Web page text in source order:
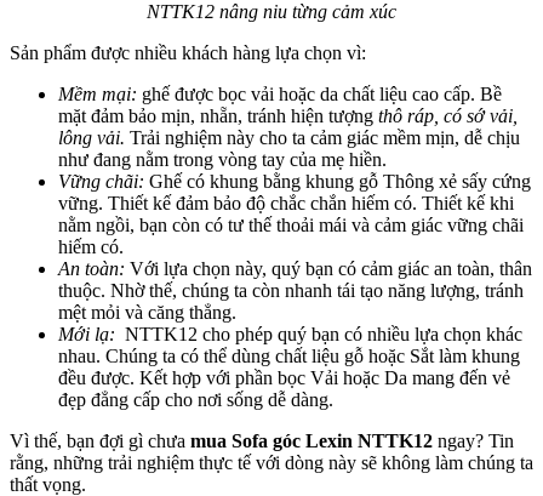
NTTK12 nâng niu từng cảm xúc
Sản phẩm được nhiều khách hàng lựa chọn vì:
Mềm mại: ghế được bọc vải hoặc da chất liệu cao cấp. Bề
mặt đảm bảo mịn, nhẵn, tránh hiện tượng thô ráp, có sớ vải,
lông vải. Trải nghiệm này cho ta cảm giác mềm mịn, dễ chịu
như đang nằm trong vòng tay của mẹ hiền.
Vững chãi: Ghế có khung bằng khung gỗ Thông xẻ sấy cứng
vững. Thiết kế đảm bảo độ chắc chắn hiếm có. Thiết kế khi
nằm ngồi, bạn còn có tư thế thoải mái và cảm giác vững chãi
hiếm có.
An toàn: Với lựa chọn này, quý bạn có cảm giác an toàn, thân
thuộc. Nhờ thế, chúng ta còn nhanh tái tạo năng lượng, tránh
mệt mỏi và căng thẳng.
Mới lạ: NTTK12 cho phép quý bạn có nhiều lựa chọn khác
nhau. Chúng ta có thể dùng chất liệu gỗ hoặc Sắt làm khung
đều được. Kết hợp với phần bọc Vải hoặc Da mang đến vẻ
đẹp đẳng cấp cho nơi sống dễ dàng.
Vì thế, bạn đợi gì chưa mua Sofa góc Lexin NTTK12 ngay? Tin
rằng, những trải nghiệm thực tế với dòng này sẽ không làm chúng ta
thất vọng.